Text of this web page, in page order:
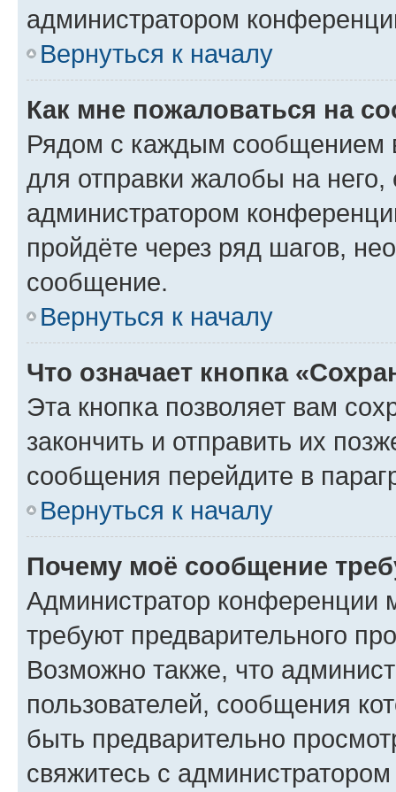
администратором
Вернуться к началу
Как мне пожаловаться на
Рядом с каждым сообщением
для отправки жалобы на
администратором
пройдёте через ряд шагов,
сообщение.
Вернуться к началу
Что означает кнопка
Эта кнопка позволяет вам
закончить и отправить их
сообщения перейдите в
Вернуться к началу
Почему моё сообщение
Администратор конференции
требуют предварительного
Возможно также, что
пользователей, сообщения
быть предварительно
свяжитесь с